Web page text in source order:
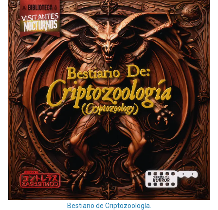
Bestiario de Criptozoología.